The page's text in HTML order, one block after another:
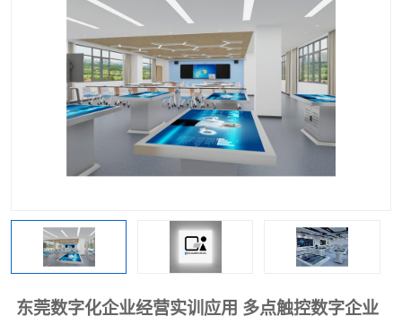
东莞数字化企业经营实训应用 多点触控数字企业
工业工程实训室